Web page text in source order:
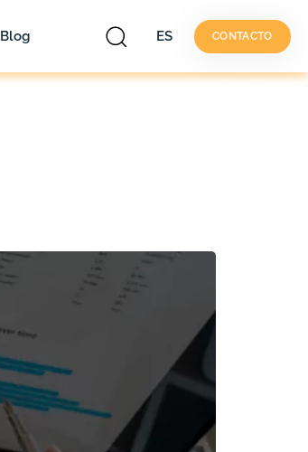
Blog ES CONTACTO